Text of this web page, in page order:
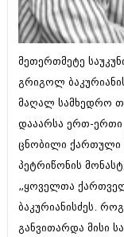
კულინარია
ავტორჩევები
ბიზნესსიახლეები
გვარები
თემიდას
იუმორი
კალეიდოსკოპი
გვარები
იუმორი
ჰოროსკოპი და
რომანი და
მეთერთმეტე
გრიგოლ
მაღალ სამხედრო
დააარსა ერთ-ერთი
ცნობილი ქართული
პეტრიწონის
„ყოველთა
ბაკურიანისძეს.
განვითარდა მისი